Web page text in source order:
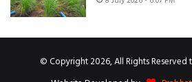
© Copyright 2026, All Rights Reserved